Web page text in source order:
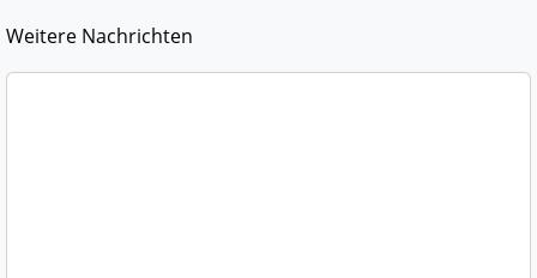
Weitere Nachrichten